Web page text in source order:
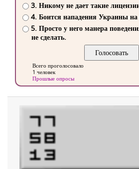
3. Никому не дает такие
4. Боится нападения Украины
5. Просто у него манера
не сделать.
Всего проголосовало
1 человек
Прошлые опросы